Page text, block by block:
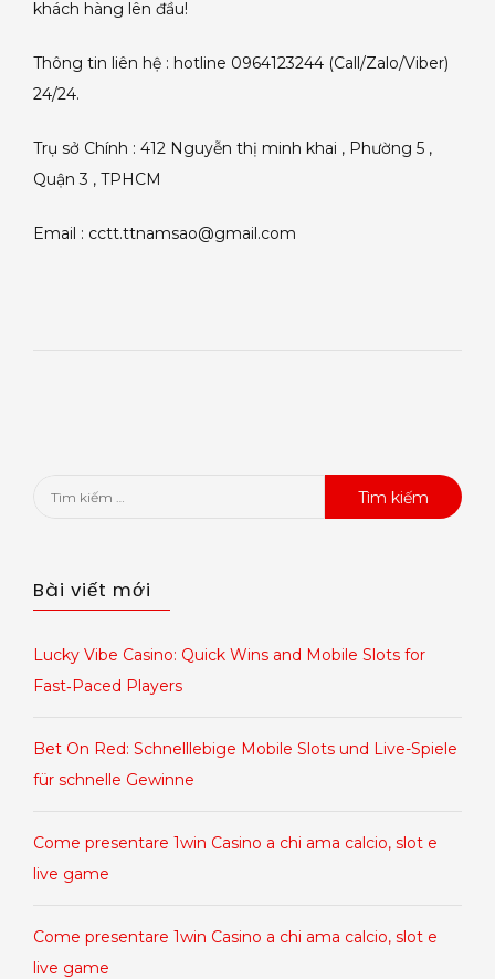
khách hàng lên đầu!
Thông tin liên hệ : hotline 0964123244 (Call/Zalo/Viber)
24/24.
Trụ sở Chính : 412 Nguyễn thị minh khai , Phường 5 ,
Quận 3 , TPHCM
Email : cctt.ttnamsao@gmail.com
Tìm
Bài viết mới
Lucky Vibe Casino: Quick Wins and Mobile Slots for
Fast‑Paced Players
Bet On Red: Schnelllebige Mobile Slots und Live-Spiele
für schnelle Gewinne
Come presentare 1win Casino a chi ama calcio, slot e
live game
Come presentare 1win Casino a chi ama calcio, slot e
live game